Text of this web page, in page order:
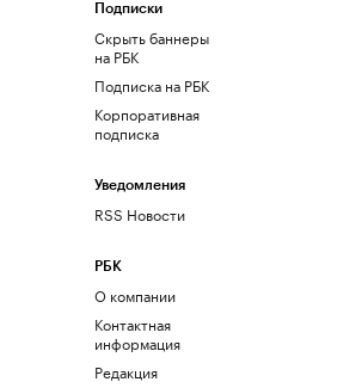
Подписки
Скрыть баннеры
на РБК
Подписка на РБК
Корпоративная
подписка
Уведомления
RSS Новости
РБК
О компании
Контактная
информация
Редакция